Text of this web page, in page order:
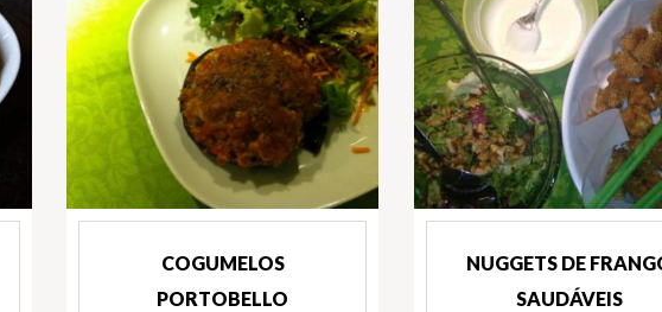
COGUMELOS
PORTOBELLO
NUGGETS DE
SAUDÁVEIS